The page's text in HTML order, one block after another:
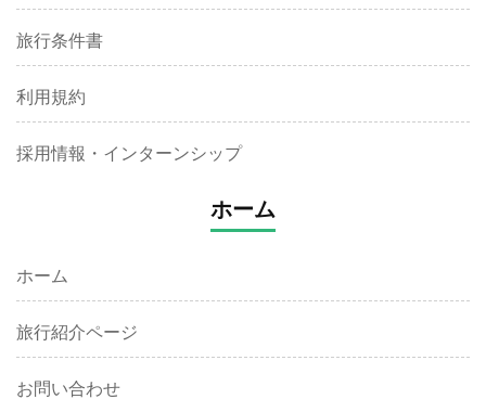
旅行条件書
利用規約
採用情報・インターンシップ
ホーム
ホーム
旅行紹介ページ
お問い合わせ